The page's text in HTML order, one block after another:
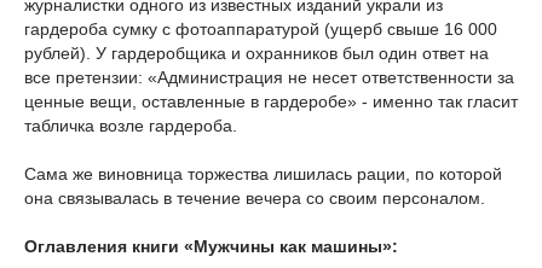
журналистки одного из известных изданий украли из
гардероба сумку с фотоаппаратурой (ущерб свыше 16 000
рублей). У гардеробщика и охранников был один ответ на
все претензии: «Администрация не несет ответственности за
ценные вещи, оставленные в гардеробе» - именно так гласит
табличка возле гардероба.
Сама же виновница торжества лишилась рации, по которой
она связывалась в течение вечера со своим персоналом.
Оглавления книги «Мужчины как машины»: